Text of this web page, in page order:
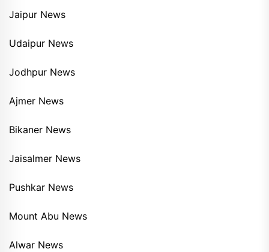
Jaipur News
Udaipur News
Jodhpur News
Ajmer News
Bikaner News
Jaisalmer News
Pushkar News
Mount Abu News
Alwar News